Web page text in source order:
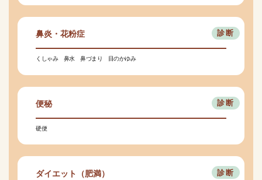
鼻炎・花粉症
くしゃみ 鼻水 鼻づまり 目のかゆみ
便秘
硬便
ダイエット（肥満）